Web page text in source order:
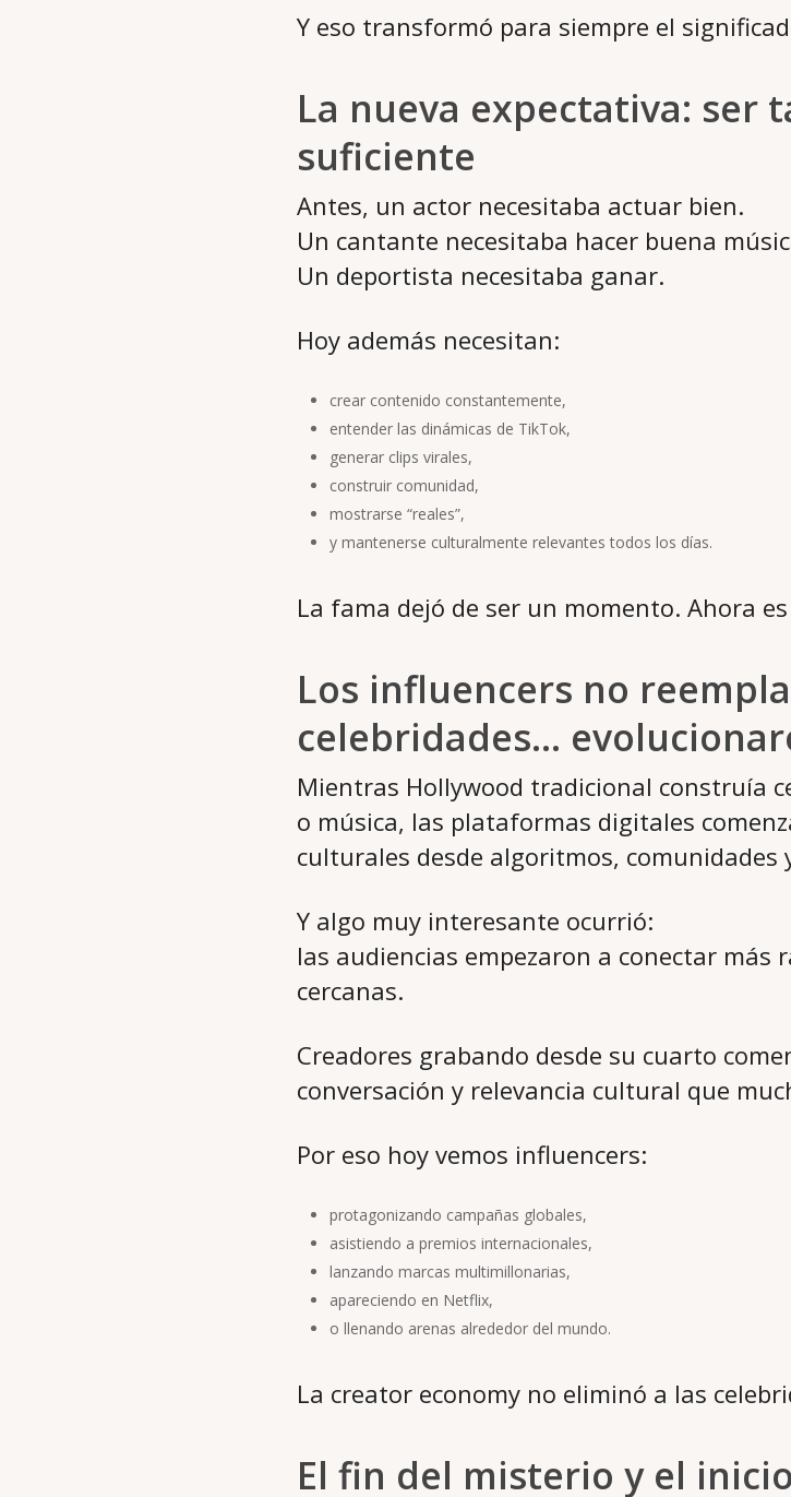
Y eso transformó para siempre el
La nueva expectativa: ser
suficiente
Antes, un actor necesitaba actuar bien.
Un cantante necesitaba hacer buena
Un deportista necesitaba ganar.
Hoy además necesitan:
crear contenido constantemente,
entender las dinámicas de TikTok,
generar clips virales,
construir comunidad,
mostrarse “reales”,
y mantenerse culturalmente relevantes todos los días.
La fama dejó de ser un momento. Ahora
Los influencers no
celebridades…
Mientras Hollywood tradicional construía
o música, las plataformas digitales
culturales desde algoritmos, comunidades
Y algo muy interesante ocurrió:
las audiencias empezaron a conectar más
cercanas.
Creadores grabando desde su cuarto
conversación y relevancia cultural que
Por eso hoy vemos influencers:
protagonizando campañas globales,
asistiendo a premios internacionales,
lanzando marcas multimillonarias,
apareciendo en Netflix,
o llenando arenas alrededor del mundo.
La creator economy no eliminó a las
El fin del misterio y el